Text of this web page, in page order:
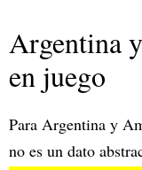
Argentina
en juego
Para Argentina y
no es un dato